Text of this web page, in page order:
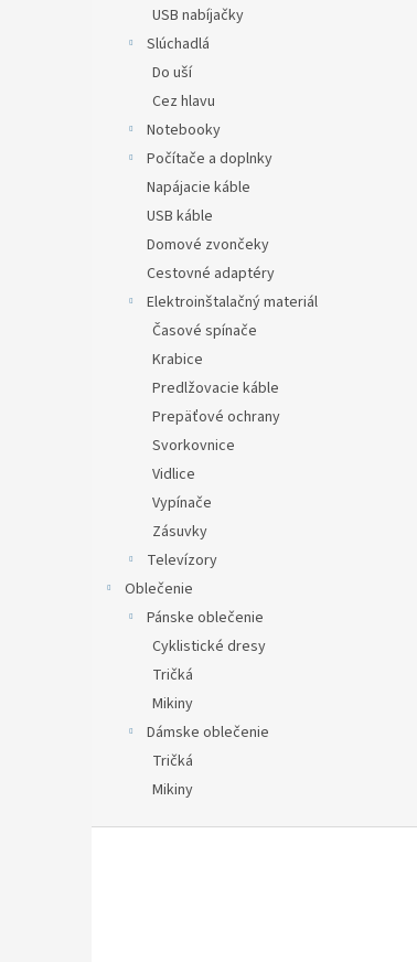
USB nabíjačky
Slúchadlá
Do uší
Cez hlavu
Notebooky
Počítače a doplnky
Napájacie káble
USB káble
Domové zvončeky
Cestovné adaptéry
Elektroinštalačný materiál
Časové spínače
Krabice
Predlžovacie káble
Prepäťové ochrany
Svorkovnice
Vidlice
Vypínače
Zásuvky
Televízory
Oblečenie
Pánske oblečenie
Cyklistické dresy
Tričká
Mikiny
Dámske oblečenie
Tričká
Mikiny